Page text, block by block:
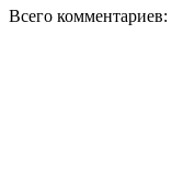
Всего комментариев: